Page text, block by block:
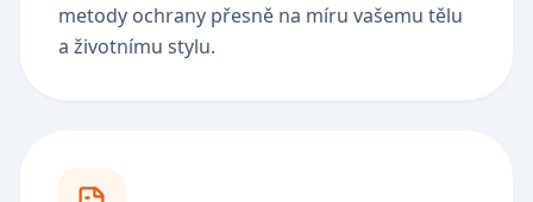
metody ochrany přesně na míru vašemu tělu
a životnímu stylu.